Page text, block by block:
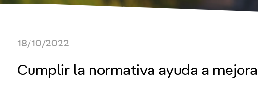
18/10/2022
Cumplir la normativa ayuda a